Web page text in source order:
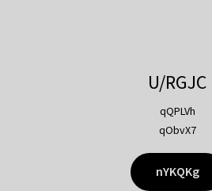
U/RGJC
qQPLVh
qObvX7
nYKQKg